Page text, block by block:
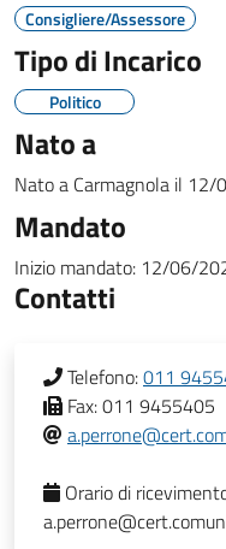
Consigliere/Assessore
Tipo di Incarico
Politico
Nato a
Nato a Carmagnola il 12/
Mandato
Inizio mandato: 12/06/
Contatti
Telefono:011
Fax:011 9455405
Orario di